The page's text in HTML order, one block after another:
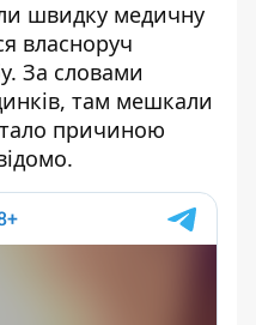
швидку медичну
власноруч
За словами
там мешкали
причиною